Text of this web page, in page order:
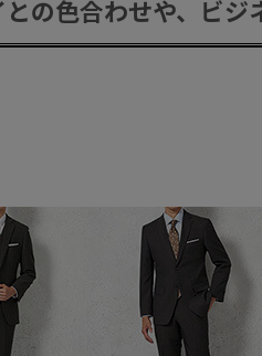
の色合わせや、ビ